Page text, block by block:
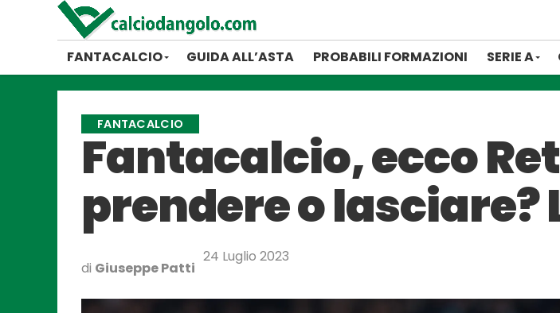
FANTACALCIO GUIDA ALL’ASTA PROBABILI FORMAZIONI SERIE A
FANTACALCIO
Fantacalcio, ecco
prendere o lasciare?
di Giuseppe Patti
24 Luglio 2023